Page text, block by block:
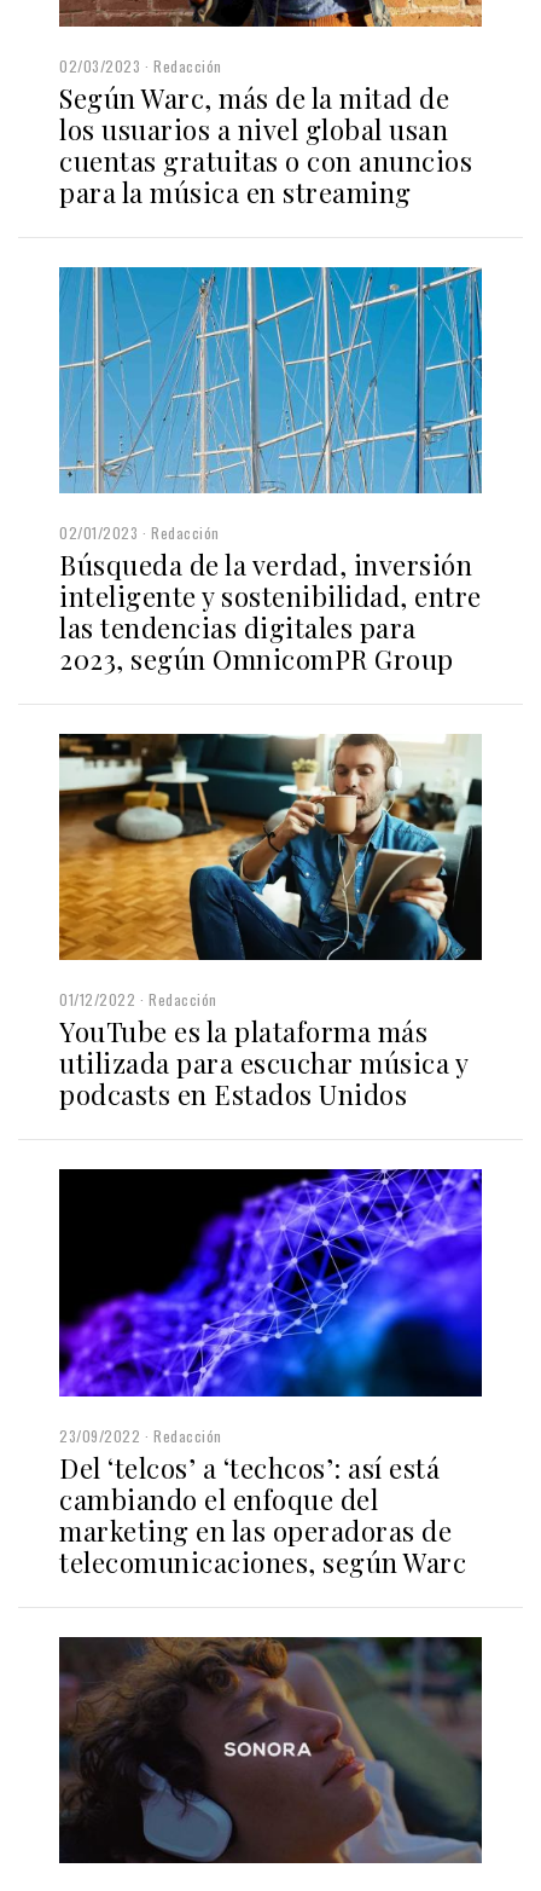
02/03/2023 Redacción
Según Warc, más de la mitad de
los usuarios a nivel global usan
cuentas gratuitas o con anuncios
para la música en streaming
02/01/2023 Redacción
Búsqueda de la verdad, inversión
inteligente y sostenibilidad, entre
las tendencias digitales para
2023, según OmnicomPR Group
01/12/2022 Redacción
YouTube es la plataforma más
utilizada para escuchar música y
podcasts en Estados Unidos
23/09/2022 Redacción
Del ‘telcos’ a ‘techcos’: así está
cambiando el enfoque del
marketing en las operadoras de
telecomunicaciones, según Warc